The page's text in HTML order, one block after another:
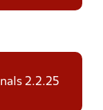
2.2.25